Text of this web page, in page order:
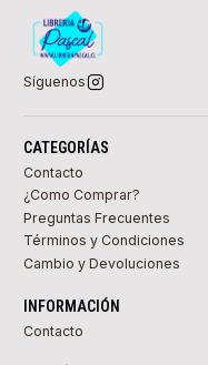
Síguenos
CATEGORÍAS
Contacto
¿Como Comprar?
Preguntas Frecuentes
Términos y Condiciones
Cambio y Devoluciones
INFORMACIÓN
Contacto